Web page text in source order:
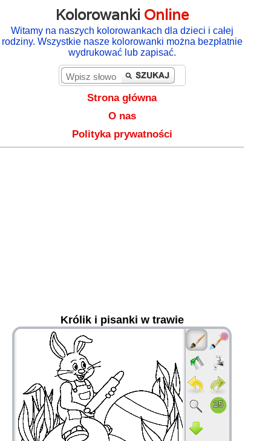
Kolorowanki Online
Witamy na naszych kolorowankach dla dzieci i całej
rodziny. Wszystkie nasze kolorowanki można bezpłatnie
wydrukować lub zapisać.
Strona główna
O nas
Polityka prywatności
Królik i pisanki w trawie